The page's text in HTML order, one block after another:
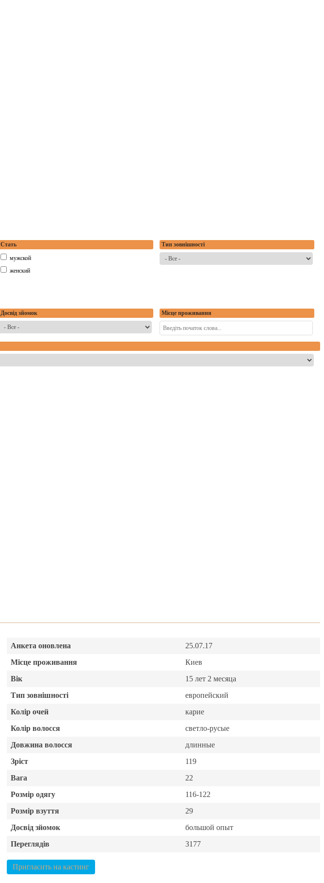
Стать
мужской
женский
Тип зовнішності
Досвід зйомок Місце проживання
Анкета оновлена
25.07.17
Місце проживання
Киев
Вік
15 лет 2 месяца
Тип зовнішності
европейский
Колір очей
карие
Колір волосся
светло-русые
Довжина волосся
длинные
Зріст
119
Вага
22
Розмір одягу
116-122
Розмір взуття
29
Досвід зйомок
большой опыт
Переглядів
3177
Пригласить на кастинг